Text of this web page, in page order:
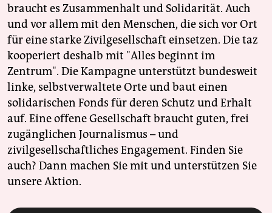
braucht es Zusammenhalt und Solidarität. Auch
und vor allem mit den Menschen, die sich vor Ort
für eine starke Zivilgesellschaft einsetzen. Die taz
kooperiert deshalb mit "Alles beginnt im
Zentrum". Die Kampagne unterstützt bundesweit
linke, selbstverwaltete Orte und baut einen
solidarischen Fonds für deren Schutz und Erhalt
auf. Eine offene Gesellschaft braucht guten, frei
zugänglichen Journalismus – und
zivilgesellschaftliches Engagement. Finden Sie
auch? Dann machen Sie mit und unterstützen Sie
unsere Aktion.